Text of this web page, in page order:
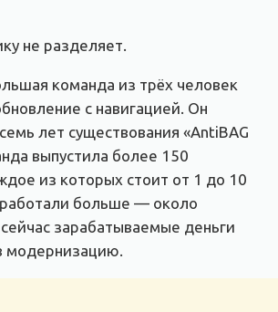
не разделяет.
команда из трёх человек
с навигацией. Он
лет существования «AntiBAG
выпустила более 150
из которых стоит от 1 до 10
больше — около
зарабатываемые деньги
модернизацию.